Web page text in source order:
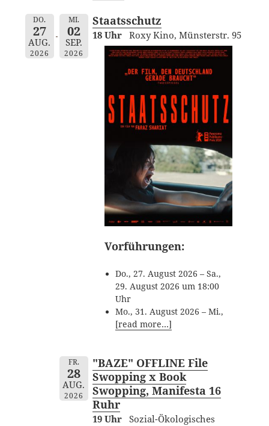
DO.
27
AUG.
2026
MI.
02
SEP.
2026
Staatsschutz
18 Uhr Roxy Kino, Münsterstr. 95
Vorführungen:
Do., 27. August 2026 – Sa.,
29. August 2026 um 18:00
Uhr
Mo., 31. August 2026 – Mi.,
[read more…]
FR.
28
AUG.
2026
"BAZE" OFFLINE File
Swopping x Book
Swopping, Manifesta 16
Ruhr
19 Uhr
Sozial-Ökologisches